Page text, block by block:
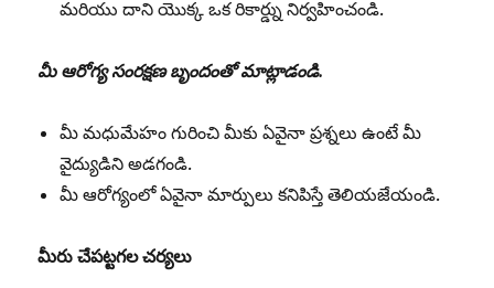
మరియు దాని యొక్క ఒక రికార్డ్ను నిర్వహించండి.
మీ ఆరోగ్య సంరక్షణ బృందంతో మాట్లాడండి.
మీ మధుమేహం గురించి మీకు ఏవైనా ప్రశ్నలు ఉంటే మీ
వైద్యుడిని అడగండి.
మీ ఆరోగ్యంలో ఏవైనా మార్పులు కనిపిస్తే తెలియజేయండి.
మీరు చేపట్టగల చర్యలు